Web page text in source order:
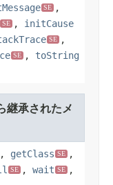
SE
,
SE , initCause
SE
,
SE , toString
継承されたメ
, getClass SE
,
SE , wait SE
,